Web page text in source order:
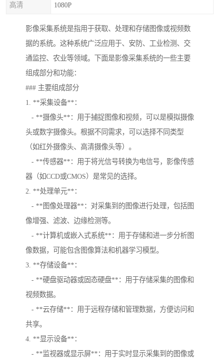
高清 1080P
影像采集系统是指用于获取、处理和存储图像或视频数
据的系统。这种系统广泛应用于、安防、工业检测、交
通监控、农业等领域。下面是影像采集系统的一些主要
组成部分和功能：
### 主要组成部分
1. **采集设备**：
- **摄像头**：用于捕捉图像和视频，可以是模拟摄像
头或数字摄像头。根据不同需求，可以选择不同类型
（如红外摄像头、高清摄像头等）。
- **传感器**：用于将光信号转换为电信号，影像传感
器（如CCD或CMOS）是常见的选择。
2. **处理单元**：
- **图像处理器**：对采集到的图像进行处理，包括图
像增强、滤波、边缘检测等。
- **计算机或嵌入式系统**：用于存储和进一步分析图
像数据，可能包含图像算法和机器学习模型。
3. **存储设备**：
- **硬盘驱动器或固态硬盘**：用于存储采集的图像和
视频数据。
- **云存储**：用于远程存储和管理数据，方便访问和
共享。
4. **显示设备**：
- **监视器或显示屏**：用于实时显示采集到的图像或